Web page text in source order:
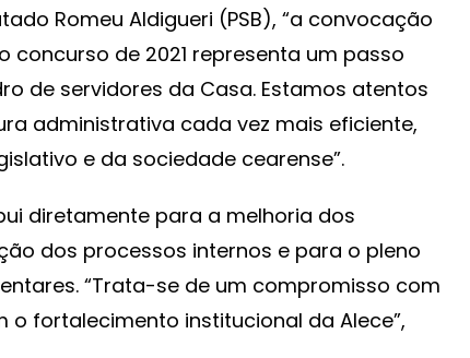
Romeu Aldigueri (PSB), “a convocação
de 2021 representa um passo
de servidores da Casa. Estamos atentos
administrativa cada vez mais eficiente,
e da sociedade cearense”.
diretamente para a melhoria dos
dos processos internos e para o pleno
“Trata-se de um compromisso com
fortalecimento institucional da Alece”,